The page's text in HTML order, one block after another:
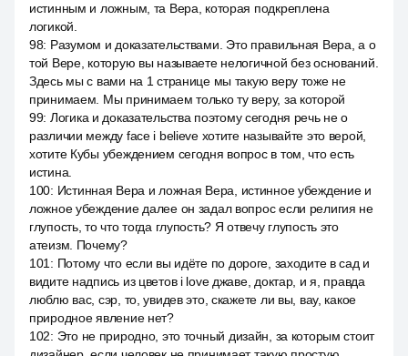
истинным и ложным, та Вера, которая подкреплена
логикой.
98: Разумом и доказательствами. Это правильная Вера, а о
той Вере, которую вы называете нелогичной без оснований.
Здесь мы с вами на 1 странице мы такую веру тоже не
принимаем. Мы принимаем только ту веру, за которой
99: Логика и доказательства поэтому сегодня речь не о
различии между face i believe хотите называйте это верой,
хотите Кубы убеждением сегодня вопрос в том, что есть
истина.
100: Истинная Вера и ложная Вера, истинное убеждение и
ложное убеждение далее он задал вопрос если религия не
глупость, то что тогда глупость? Я отвечу глупость это
атеизм. Почему?
101 : Потому что если вы идёте по дороге, заходите в сад и
видите надпись из цветов i love джаве, доктар, и я, правда
люблю вас, сэр, то, увидев это, скажете ли вы, вау, какое
природное явление нет?
102: Это не природно, это точный дизайн, за которым стоит